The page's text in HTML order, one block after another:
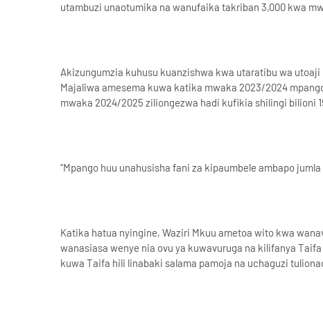
utambuzi unaotumika na wanufaika takriban 3,000 kwa
Akizungumzia kuhusu kuanzishwa kwa utaratibu wa
Majaliwa amesema kuwa katika mwaka 2023/2024
mwaka 2024/2025 ziliongezwa hadi kufikia shilingi bilioni
“Mpango huu unahusisha fani za kipaumbele ambapo
Katika hatua nyingine, Waziri Mkuu ametoa wito kwa
wanasiasa wenye nia ovu ya kuwavuruga na kilifanya
kuwa Taifa hili linabaki salama pamoja na uchaguzi